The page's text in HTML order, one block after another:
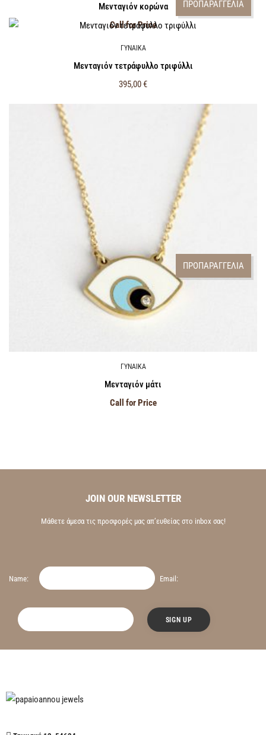
ΠΡΟΠΑΡΑΓΓΕΛΙΑ
Μενταγιόν κορώνα
Call for Price
ΓΥΝΑΙΚΑ
Μενταγιόν τετράφυλλο τριφύλλι
395,00€
ΠΡΟΠΑΡΑΓΓΕΛΙΑ
ΓΥΝΑΙΚΑ
Μενταγιόν μάτι
Call for Price
JOIN OUR NEWSLETTER
Μάθετε άμεσα τις προσφορές μας απ’ευθείας στο inbox σας!
Name: Email: